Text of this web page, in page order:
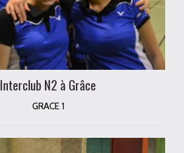
Interclub N2 à Grâce
GRACE 1